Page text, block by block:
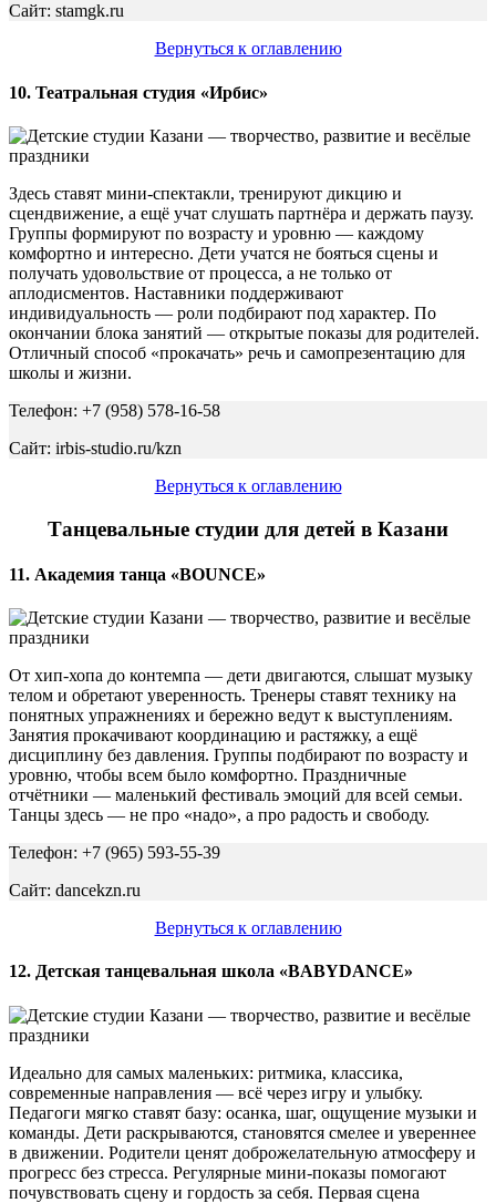
Сайт: stamgk.ru
Вернуться к оглавлению
10. Театральная студия «Ирбис»
Здесь ставят мини-спектакли, тренируют дикцию и
сцендвижение, а ещё учат слушать партнёра и держать паузу.
Группы формируют по возрасту и уровню — каждому
комфортно и интересно. Дети учатся не бояться сцены и
получать удовольствие от процесса, а не только от
аплодисментов. Наставники поддерживают
индивидуальность — роли подбирают под характер. По
окончании блока занятий — открытые показы для родителей.
Отличный способ «прокачать» речь и самопрезентацию для
школы и жизни.
Телефон: +7 (958) 578-16-58
Сайт: irbis-studio.ru/kzn
Вернуться к оглавлению
Танцевальные студии для детей в Казани
11. Академия танца «BOUNCE»
От хип-хопа до контемпа — дети двигаются, слышат музыку
телом и обретают уверенность. Тренеры ставят технику на
понятных упражнениях и бережно ведут к выступлениям.
Занятия прокачивают координацию и растяжку, а ещё
дисциплину без давления. Группы подбирают по возрасту и
уровню, чтобы всем было комфортно. Праздничные
отчётники — маленький фестиваль эмоций для всей семьи.
Танцы здесь — не про «надо», а про радость и свободу.
Телефон: +7 (965) 593-55-39
Сайт: dancekzn.ru
Вернуться к оглавлению
12. Детская танцевальная школа «BABYDANCE»
Идеально для самых маленьких: ритмика, классика,
современные направления — всё через игру и улыбку.
Педагоги мягко ставят базу: осанка, шаг, ощущение музыки и
команды. Дети раскрываются, становятся смелее и увереннее
в движении. Родители ценят доброжелательную атмосферу и
прогресс без стресса. Регулярные мини-показы помогают
почувствовать сцену и гордость за себя. Первая сцена